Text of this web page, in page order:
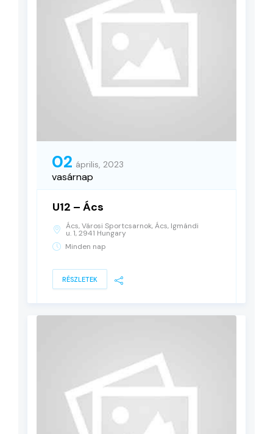
02 április, 2023
vasárnap
U12 – Ács
Ács, Városi Sportcsarnok, Ács, Igmándi
u. 1, 2941 Hungary
Minden nap
RÉSZLETEK